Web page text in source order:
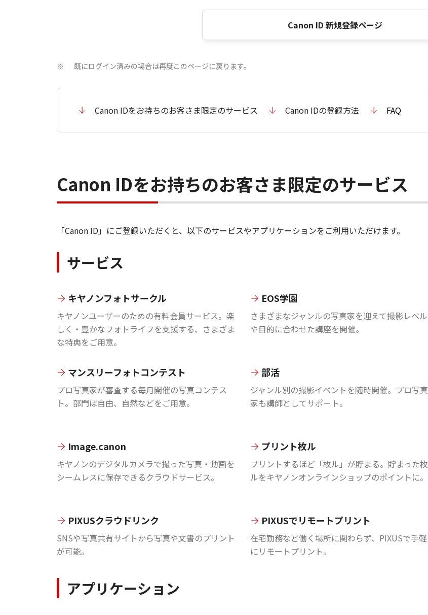
Canon ID 新規登録ページ
※ 既にログイン済みの場合は再度このページに戻ります。
Canon IDをお持ちのお客さま限定のサービス Canon IDの登録方法 FAQ
Canon IDをお持ちのお客さま限定のサービス
「Canon ID」にご登録いただくと、以下のサービスやアプリケーションをご利用いただけます。
サービス
キヤノンフォトサークル
キヤノンユーザーのための有料会員サービス。楽
しく・豊かなフォトライフを支援する、さまざま
な特典をご用意。
EOS学園
さまざまなジャンルの写真家を迎えて撮影レベル
や目的に合わせた講座を開催。
マンスリーフォトコンテスト
プロ写真家が審査する毎月開催の写真コンテス
ト。部門は自由、自然などをご用意。
部活
ジャンル別の撮影イベントを随時開催。プロ写真
家も講師としてサポート。
Image.canon
キヤノンのデジタルカメラで撮った写真・動画を
シームレスに保存できるクラウドサービス。
プリント枚ル
プリントするほど「枚ル」が貯まる。貯まった枚
ルをキヤノンオンラインショップのポイントに。
PIXUSクラウドリンク
SNSや写真共有サイトから写真や文書のプリント
が可能。
PIXUSでリモートプリント
在宅勤務など働く場所に関わらず、PIXUSで手軽
にリモートプリント。
アプリケーション